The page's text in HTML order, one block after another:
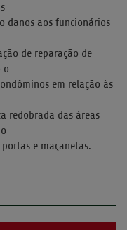
danos aos funcionários
de reparação de
o
em relação às
redobrada das áreas
e maçanetas.